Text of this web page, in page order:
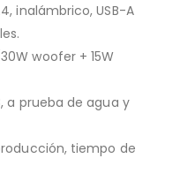
inalámbrico, USB-A
woofer + 15W
a prueba de agua y
tiempo de